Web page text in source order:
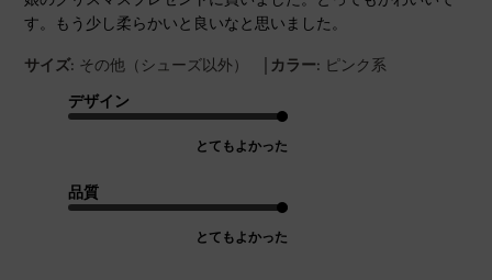
す。もう少し柔らかいと良いなと思いました。
サイズ: その他（シューズ以外） | カラー: ピンク系
デザイン
とてもよかった
品質
とてもよかった